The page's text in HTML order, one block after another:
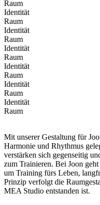
Raum
Identität
Raum
Identität
Raum
Identität
Raum
Identität
Raum
Identität
Raum
Identität
Raum
Mit unserer Gestaltung für
Harmonie und Rhythmus
verstärken sich gegenseitig
zum Trainieren. Bei Joon
um Training fürs Leben,
Prinzip verfolgt die
MEA Studio entstanden ist.